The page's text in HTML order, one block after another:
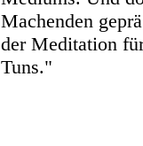
Machenden
der Meditation
Tuns."